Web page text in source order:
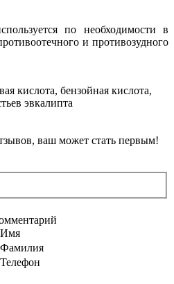
по необходимости в
и противозудного
кислота, бензойная кислота,
эвкалипта
ваш может стать первым!
Имя
Фамилия
Телефон